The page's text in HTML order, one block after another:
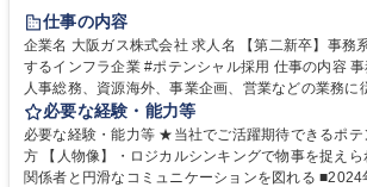
服装自由
第二新卒歓迎
仕事の内容
企業名 大阪ガス株式会社 求人名 【第二新卒】事務系総合職 #関西を代表
するインフラ企業 #ポテンシャル採用 仕事の内容 事務系総合職として、
人事総務、資源海外、事業企画、営業などの業務に
す。 【業務内容の一例】■所属事業部の勤労業務 ■
務 ■営業部門の企画スタッフ、ルート営業 【キャリアパス】入社後の配属
ポジションで一定期間ご活躍頂いた後、本人の適性
鑑みてジョブローテーションを行います。 【育成】
必要な経験・能力等
必要な経験・能力等 ★当社でご活躍期待できるポテ
方 【人物像】・ロジカルシンキングで物事を捉え
関係者と円滑なコミュニケーションを図れる ■2024年度から2026年度ま